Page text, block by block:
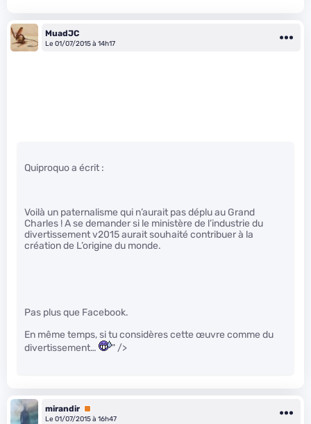
MuadJC
Le 01/07/2015 à 14h17
Quiproquo a écrit :
Voilà un paternalisme qui n’aurait pas déplu au Grand
Charles ! A se demander si le ministère de l’industrie du
divertissement v2015 aurait souhaité contribuer à la
création de L’origine du monde.
Pas plus que Facebook.
En même temps, si tu considères cette œuvre comme du
divertissement…
" />
mirandir Premium
Le 01/07/2015 à 16h47